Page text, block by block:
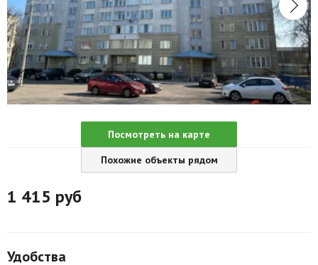
Другие разделы
Новости
Агентства
Ремонт квартир
Грузовое такси
Способы оплаты
Посмотреть на карте
Похожие объекты рядом
1 415 руб
Удобства